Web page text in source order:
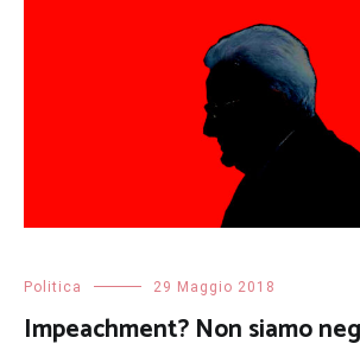
Politica 29 Maggio 2018
Impeachment? Non siamo